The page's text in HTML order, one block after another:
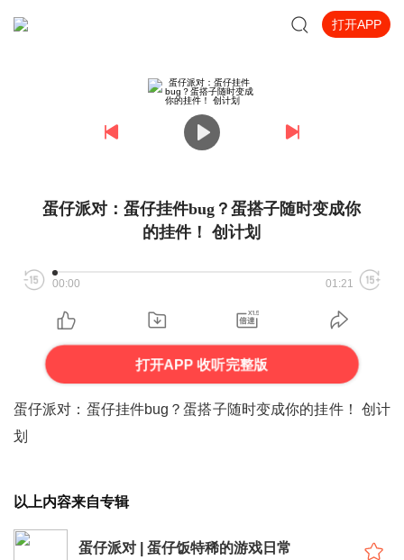
打开APP
蛋仔派对：蛋仔挂件bug？蛋搭子随时变成你
的挂件！ 创计划
00:00 01:21
打开APP 收听完整版
蛋仔派对：蛋仔挂件bug？蛋搭子随时变成你的挂件！ 创计
划
以上内容来自专辑
蛋仔派对 | 蛋仔饭特稀的游戏日常